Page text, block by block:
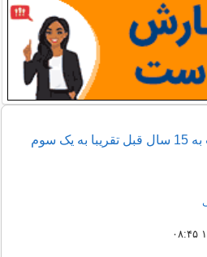
سرانه مصرف لبنیات نسبت به 15 سال قبل تقریبا به یک سوم